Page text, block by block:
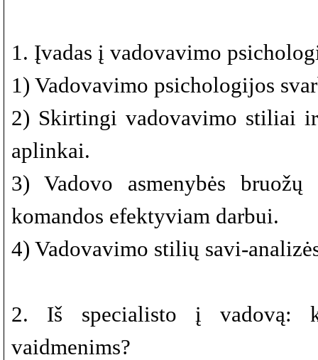
1. Įvadas į vadovavimo
1) Vadovavimo psichologijos
2) Skirtingi vadovavimo stiliai
aplinkai.
3) Vadovo asmenybės
komandos efektyviam darbui.
4) Vadovavimo stilių savi-
2. Iš specialisto į vadovą:
vaidmenims?